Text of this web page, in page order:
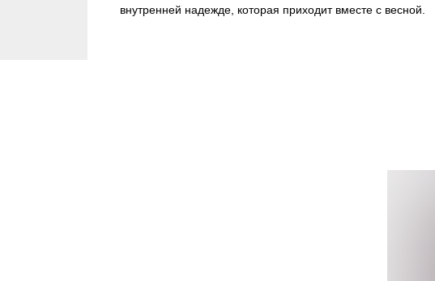
внутренней надежде, которая приходит вместе с весной.